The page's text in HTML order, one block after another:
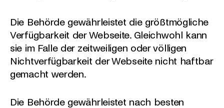
Die Behörde gewährleistet die größtmögliche
Verfügbarkeit der Webseite. Gleichwohl kann
sie im Falle der zeitweiligen oder völligen
Nichtverfügbarkeit der Webseite nicht haftbar
gemacht werden.
Die Behörde gewährleistet nach besten